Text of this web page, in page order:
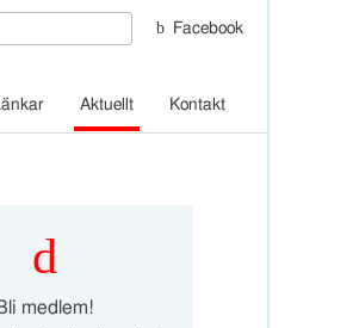
Facebook
Aktuellt Kontakt
d
medlem!